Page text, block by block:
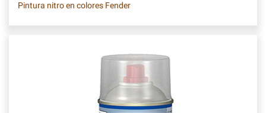
Pintura nitro en colores Fender